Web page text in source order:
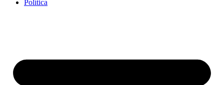
Política